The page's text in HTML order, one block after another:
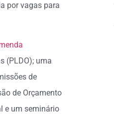
por vagas para
(PLDO); uma
de
de Orçamento
e um seminário